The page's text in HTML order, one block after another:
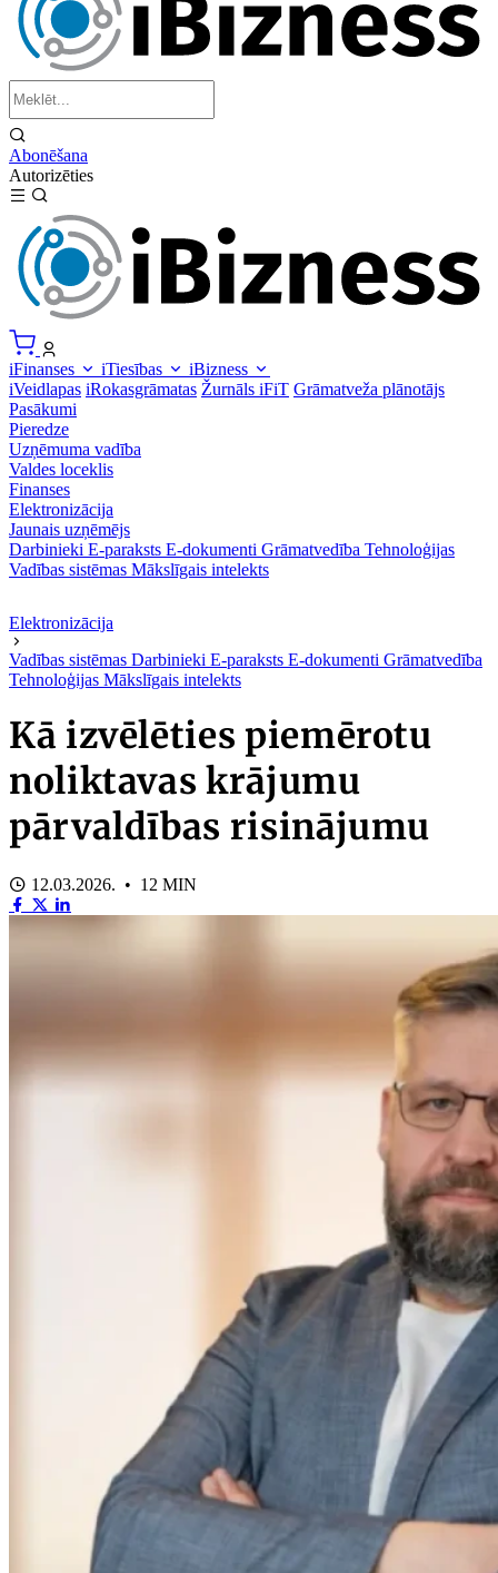
Abonēšana
Autorizēties
iFinanses iTiesības
iBizness
iVeidlapas iRokasgrāmatas Žurnāls iFiT Grāmatveža plānotājs
Pasākumi
Pieredze
Uzņēmuma vadība
Valdes loceklis
Finanses
Elektronizācija
Jaunais uzņēmējs
Darbinieki E-paraksts E-dokumenti Grāmatvedība Tehnoloģijas
Vadības sistēmas Mākslīgais intelekts
Elektronizācija
Vadības sistēmas Darbinieki E-paraksts E-dokumenti Grāmatvedība
Tehnoloģijas Mākslīgais intelekts
Kā izvēlēties piemērotu
noliktavas krājumu
pārvaldības risinājumu
12.03.2026. • 12 MIN